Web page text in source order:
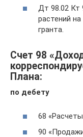
Дт 98.02 Кт
растений
гранта.
Счет 98
Плана:
по дебету
68
90